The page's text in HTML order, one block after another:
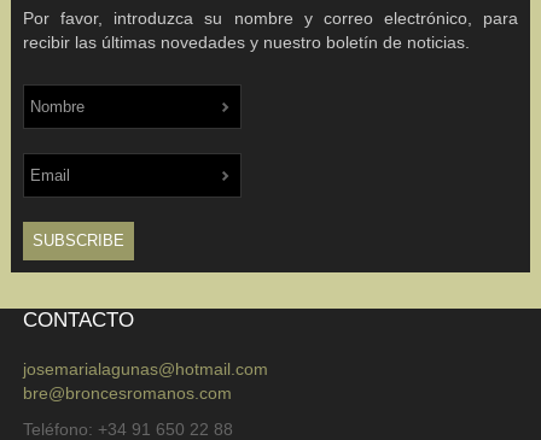
Por favor, introduzca su nombre y correo electrónico, para
recibir las últimas novedades y nuestro boletín de noticias.
CONTACTO
josemarialagunas@hotmail.com
bre@broncesromanos.com
Teléfono: +34 91 650 22 88